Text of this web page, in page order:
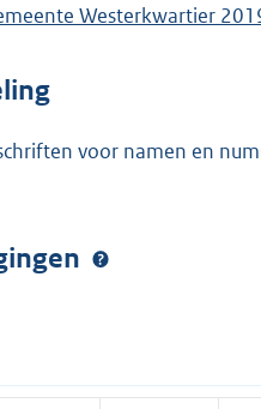
Westerkwartier
voor namen en